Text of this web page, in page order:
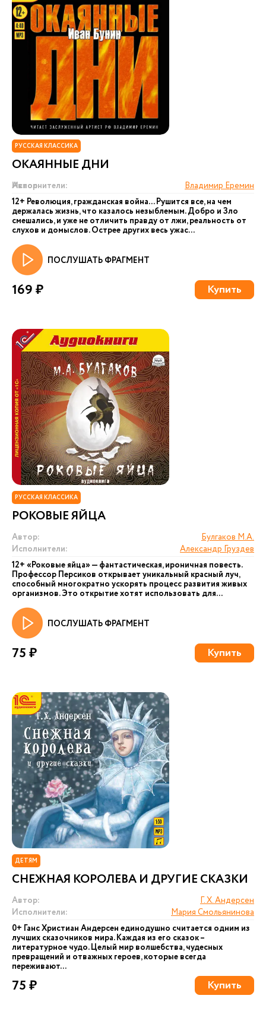
РУССКАЯ КЛАССИКА
ОКАЯННЫЕ ДНИ
Автор:
Исполнители:
Владимир Еремин
12+ Революция, гражданская война... Рушится все, на чем
держалась жизнь, что казалось незыблемым. Добро и Зло
смешались, и уже не отличить правду от лжи, реальность от
слухов и домыслов. Острее других весь ужас...
ПОСЛУШАТЬ ФРАГМЕНТ
169 ₽ Купить
РУССКАЯ КЛАССИКА
РОКОВЫЕ ЯЙЦА
Автор:
Булгаков М.А.
Исполнители:
Александр Груздев
12+ «Роковые яйца» — фантастическая, ироничная повесть.
Профессор Персиков открывает уникальный красный луч,
способный многократно ускорять процесс развития живых
организмов. Это открытие хотят использовать для...
ПОСЛУШАТЬ ФРАГМЕНТ
75 ₽ Купить
ДЕТЯМ
СНЕЖНАЯ КОРОЛЕВА И ДРУГИЕ СКАЗКИ
Автор:
Г. Х. Андерсен
Исполнители:
Мария Смольянинова
0+ Ганс Христиан Андерсен единодушно считается одним из
лучших сказочников мира. Каждая из его сказок –
литературное чудо. Целый мир волшебства, чудесных
превращений и отважных героев, которые всегда
переживают...
75 ₽ Купить